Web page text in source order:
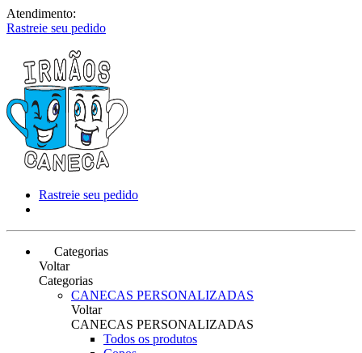
Atendimento:
Rastreie seu pedido
Rastreie seu pedido
Categorias
Voltar
Categorias
CANECAS PERSONALIZADAS
Voltar
CANECAS PERSONALIZADAS
Todos os produtos